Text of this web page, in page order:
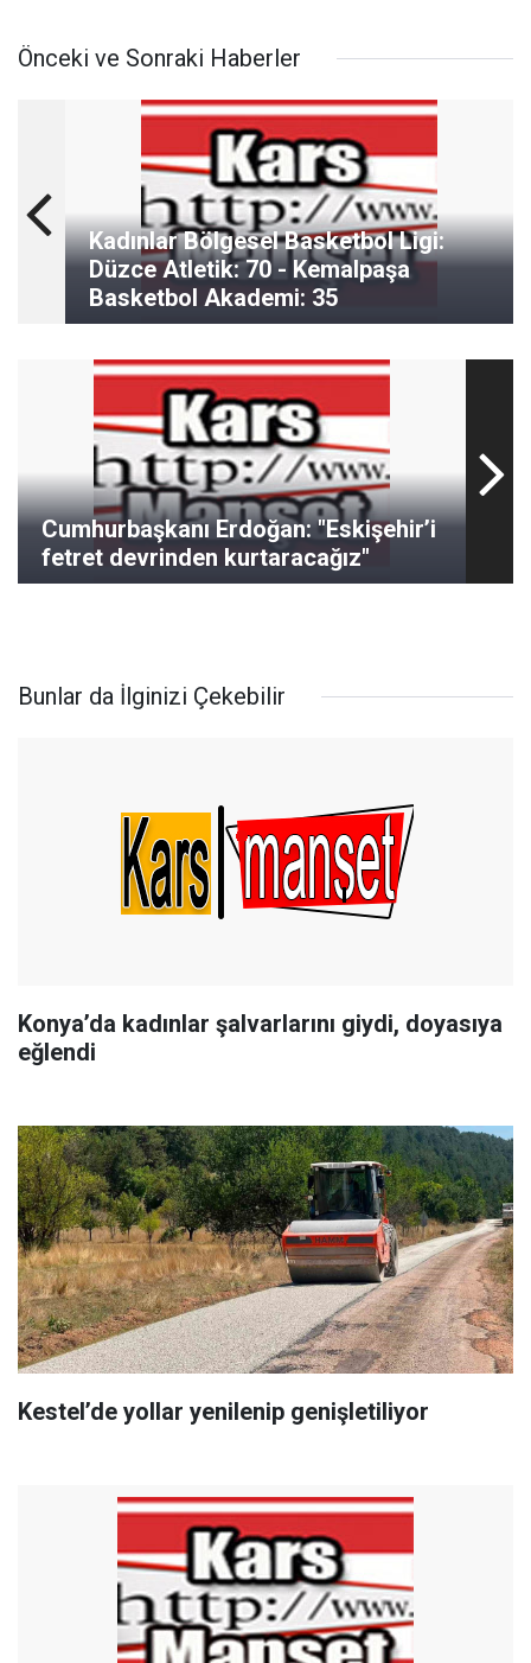
Önceki ve Sonraki Haberler
Kadınlar Bölgesel Basketbol Ligi:
Düzce Atletik: 70 - Kemalpaşa
Basketbol Akademi: 35
Cumhurbaşkanı Erdoğan: "Eskişehir’i
fetret devrinden kurtaracağız"
Bunlar da İlginizi Çekebilir
Konya’da kadınlar şalvarlarını giydi, doyasıya
eğlendi
Kestel’de yollar yenilenip genişletiliyor